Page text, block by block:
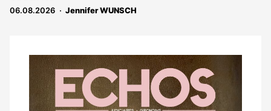
06.08.2026 Jennifer WUNSCH
Notre
dernier
magazine